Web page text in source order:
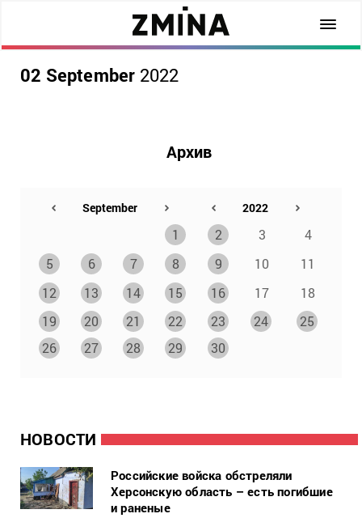
02 September 2022
НОВОСТИ
Российские войска обстреляли
Херсонскую область – есть погибшие
и раненые
Архив
1 2 3
4
5
6 7 8 9 10
11
12
13 14 15 16 17
18
19
20 21 22 23 24
25
26
27 28 29 30